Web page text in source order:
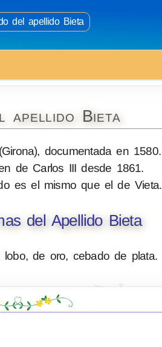
del apellido Bieta
apellido Bieta
documentada en
de Carlos III desde 1861.
es el mismo que el de Vieta.
del Apellido Bieta
de oro, cebado de plata.